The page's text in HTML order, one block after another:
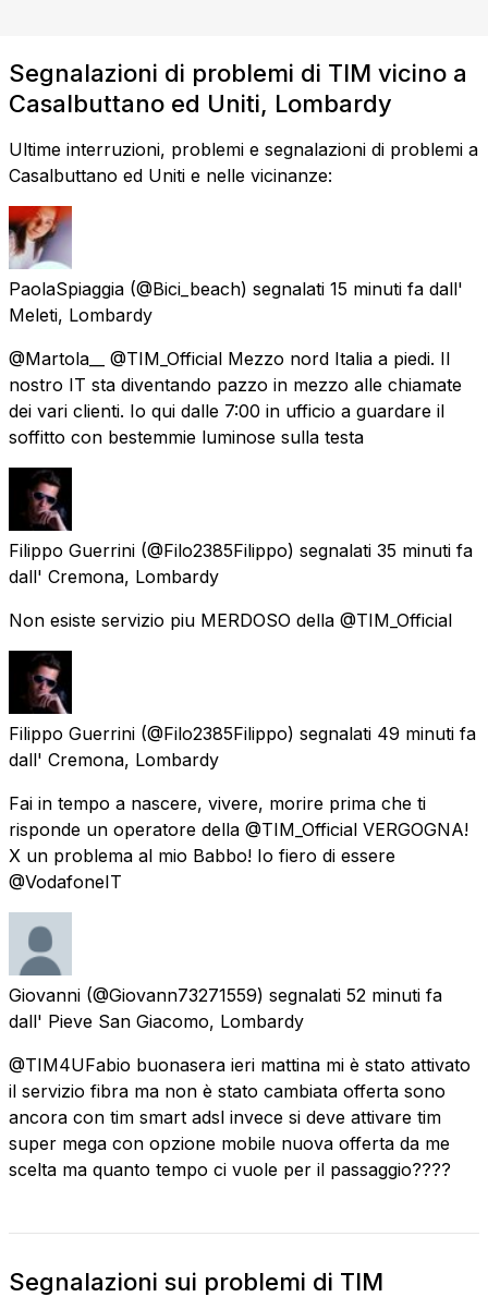
Segnalazioni di problemi di TIM vicino a
Casalbuttano ed Uniti, Lombardy
Ultime interruzioni, problemi e segnalazioni di problemi a
Casalbuttano ed Uniti e nelle vicinanze:
PaolaSpiaggia (@Bici_beach) segnalati 15 minuti fa dall'
Meleti, Lombardy
@Martola__ @TIM_Official Mezzo nord Italia a piedi. Il
nostro IT sta diventando pazzo in mezzo alle chiamate
dei vari clienti. Io qui dalle 7:00 in ufficio a guardare il
soffitto con bestemmie luminose sulla testa
Filippo Guerrini (@Filo2385Filippo) segnalati 35 minuti fa
dall' Cremona, Lombardy
Non esiste servizio piu MERDOSO della @TIM_Official
Filippo Guerrini (@Filo2385Filippo) segnalati 49 minuti fa
dall' Cremona, Lombardy
Fai in tempo a nascere, vivere, morire prima che ti
risponde un operatore della @TIM_Official VERGOGNA!
X un problema al mio Babbo! Io fiero di essere
@VodafoneIT
Giovanni (@Giovann73271559) segnalati 52 minuti fa
dall' Pieve San Giacomo, Lombardy
@TIM4UFabio buonasera ieri mattina mi è stato attivato
il servizio fibra ma non è stato cambiata offerta sono
ancora con tim smart adsl invece si deve attivare tim
super mega con opzione mobile nuova offerta da me
scelta ma quanto tempo ci vuole per il passaggio????
Segnalazioni sui problemi di TIM